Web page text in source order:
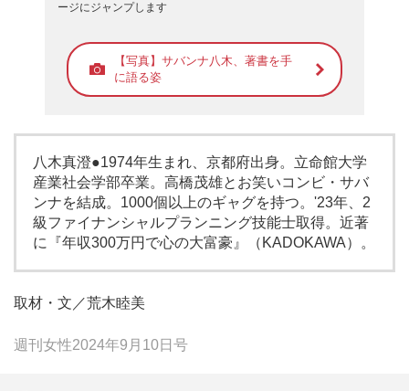
ージにジャンプします
【写真】サバンナ八木、著書を手
に語る姿
八木真澄●1974年生まれ、京都府出身。立命館大学
産業社会学部卒業。高橋茂雄とお笑いコンビ・サバ
ンナを結成。1000個以上のギャグを持つ。'23年、2
級ファイナンシャルプランニング技能士取得。近著
に『年収300万円で心の大富豪 』（KADOKAWA）。
取材・文／荒木睦美
週刊女性2024年9月10日号